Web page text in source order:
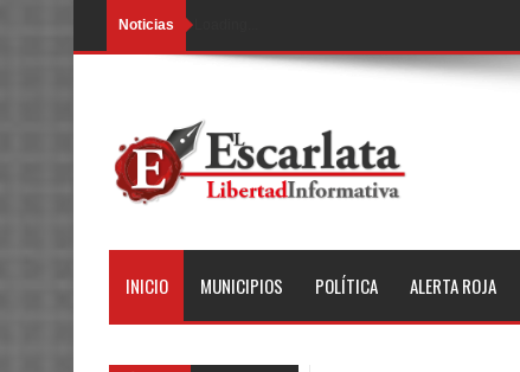
Noticias
INICIO MUNICIPIOS POLÍTICA ALERTA ROJA